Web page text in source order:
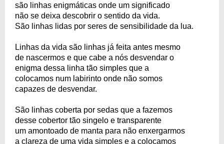
são linhas enigmáticas onde um significado
não se deixa descobrir o sentido da vida.
São linhas lidas por seres de sensibilidade da lua.
Linhas da vida são linhas já feita antes mesmo
de nascermos e que cabe a nós desvendar o
enigma dessa linha tão simples que a
colocamos num labirinto onde não somos
capazes de desvendar.
São linhas coberta por sedas que a fazemos
desse cobertor tão singelo e transparente
um amontoado de manta para não enxergarmos
a clareza de uma vida simples e a colocamos